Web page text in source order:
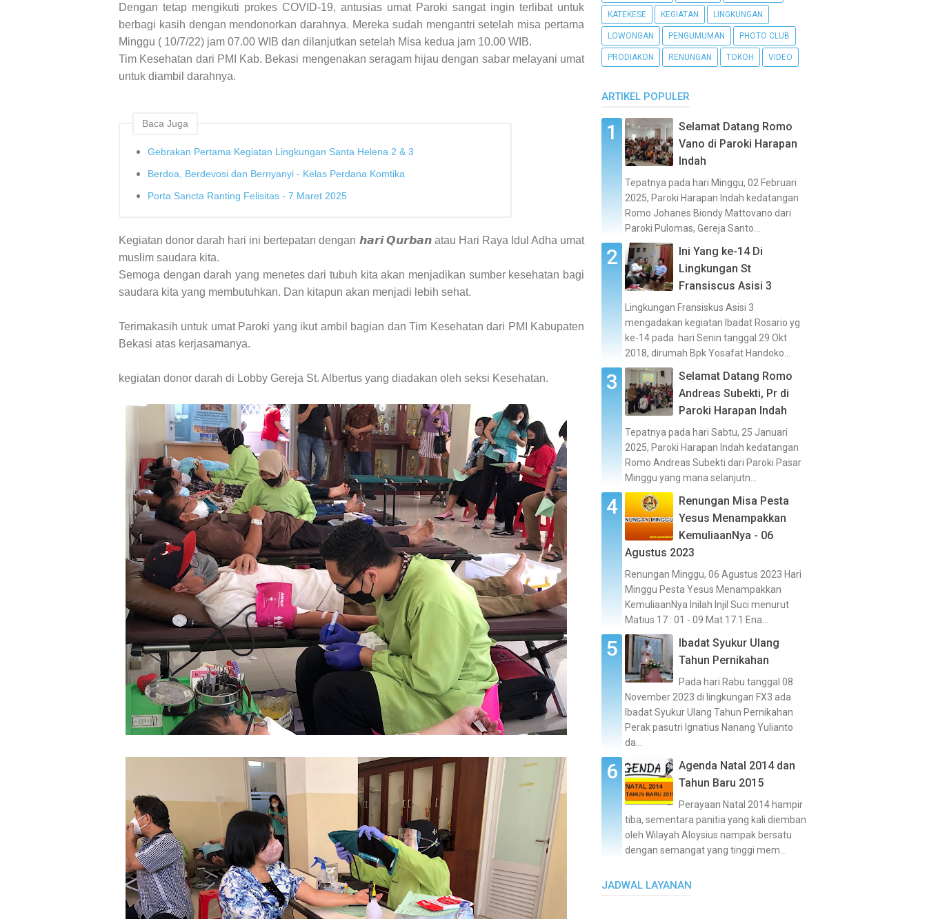
Dengan tetap mengikuti prokes COVID-19, antusias umat Paroki sangat ingin terlibat untuk
berbagi kasih dengan mendonorkan darahnya. Mereka sudah mengantri setelah misa pertama
Minggu ( 10/7/22) jam 07.00 WIB dan dilanjutkan setelah Misa kedua jam 10.00 WIB.
Tim Kesehatan dari PMI Kab. Bekasi mengenakan seragam hijau dengan sabar melayani umat
untuk diambil darahnya.
Baca Juga
Gebrakan Pertama Kegiatan Lingkungan Santa Helena 2 & 3
Berdoa, Berdevosi dan Bernyanyi - Kelas Perdana Komtika
Porta Sancta Ranting Felisitas - 7 Maret 2025
Kegiatan donor darah hari ini bertepatan dengan 𝙝𝙖𝙧𝙞 𝙌𝙪𝙧𝙗𝙖𝙣 atau Hari Raya Idul Adha umat
muslim saudara kita.
Semoga dengan darah yang menetes dari tubuh kita akan menjadikan sumber kesehatan bagi
saudara kita yang membutuhkan. Dan kitapun akan menjadi lebih sehat.
Terimakasih untuk umat Paroki yang ikut ambil bagian dan Tim Kesehatan dari PMI Kabupaten
Bekasi atas kerjasamanya.
kegiatan donor darah di Lobby Gereja St. Albertus yang diadakan oleh seksi Kesehatan.
KATEKESE KEGIATAN LINGKUNGAN
LOWONGAN PENGUMUMAN PHOTO CLUB
PRODIAKON RENUNGAN TOKOH VIDEO
ARTIKEL POPULER
Selamat Datang Romo
Vano di Paroki Harapan
Indah
Tepatnya pada hari Minggu, 02 Februari
2025, Paroki Harapan Indah kedatangan
Romo Johanes Biondy Mattovano dari
Paroki Pulomas, Gereja Santo...
Ini Yang ke-14 Di
Lingkungan St
Fransiscus Asisi 3
Lingkungan Fransiskus Asisi 3
mengadakan kegiatan Ibadat Rosario yg
ke-14 pada hari Senin tanggal 29 Okt
2018, dirumah Bpk Yosafat Handoko...
Selamat Datang Romo
Andreas Subekti, Pr di
Paroki Harapan Indah
Tepatnya pada hari Sabtu, 25 Januari
2025, Paroki Harapan Indah kedatangan
Romo Andreas Subekti dari Paroki Pasar
Minggu yang mana selanjutn...
Renungan Misa Pesta
Yesus Menampakkan
KemuliaanNya - 06
Agustus 2023
Renungan Minggu, 06 Agustus 2023 Hari
Minggu Pesta Yesus Menampakkan
KemuliaanNya Inilah Injil Suci menurut
Matius 17 : 01 - 09 Mat 17:1 Ena...
Ibadat Syukur Ulang
Tahun Pernikahan
Pada hari Rabu tanggal 08
November 2023 di lingkungan FX3 ada
Ibadat Syukur Ulang Tahun Pernikahan
Perak pasutri Ignatius Nanang Yulianto
da...
Agenda Natal 2014 dan
Tahun Baru 2015
Perayaan Natal 2014 hampir
tiba, sementara panitia yang kali diemban
oleh Wilayah Aloysius nampak bersatu
dengan semangat yang tinggi mem...
JADWAL LAYANAN